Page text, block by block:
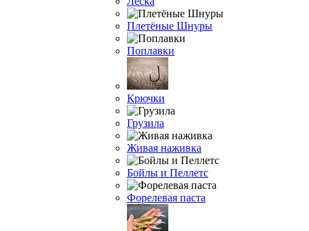
Плетёные Шнуры
Поплавки
Крючки
Грузила
Живая наживка
Бойлы и Пеллетс
Форелевая паста